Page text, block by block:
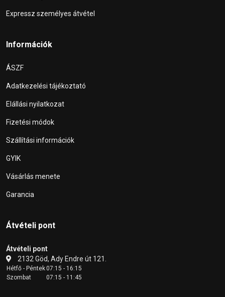
Expressz személyes átvétel
Információk
ÁSZF
Adatkezelési tájékoztató
Elállási nyilatkozat
Fizetési módok
Szállítási információk
GYIK
Vásárlás menete
Garancia
Átvételi pont
Átvételi pont
2132 Göd, Ady Endre út 121.
Hétfő - Péntek07:15 - 16:15
Szombat
07:15 - 11:45